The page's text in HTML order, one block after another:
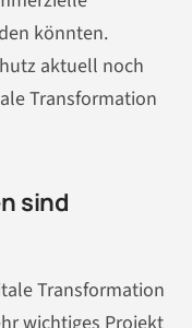
könnten.
aktuell noch
Transformation
sind
Transformation